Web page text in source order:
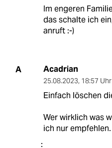
Im engeren
das schalte ich
anruft :-)
A Acadrian
25.08.2023, 18:57 Uhr
Einfach löschen
Wer wirklich was
ich nur empfehlen.